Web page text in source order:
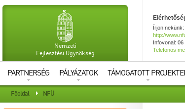
Nemzeti
Fejlesztési Ügynökség
Írjon nekünk:
http://
Infovonal:
Telefonos
PARTNERSÉG PÁLYÁZATOK TÁMOGATOTT
Főoldal NFÜ